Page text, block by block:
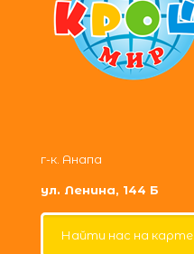
г-к. Анапа
ул. Ленина, 144 Б
Найти нас на карте